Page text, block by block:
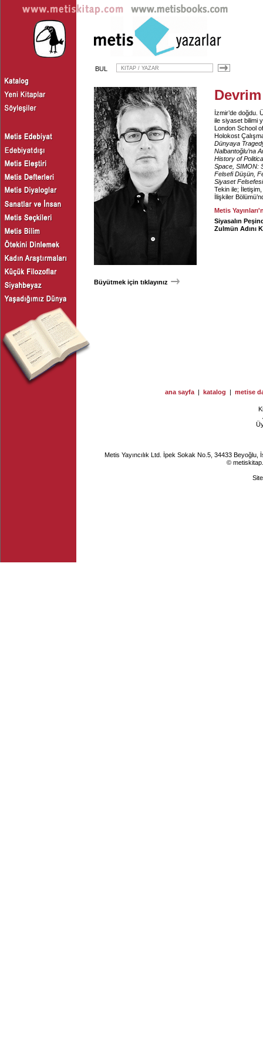
BUL
Büyütmek için tıklayınız
İzmir’de doğdu.
ile siyaset bilimi
London School
Holokost
Dünyaya
Nalbantoğlu’na
History of
Space, SIMON:
Felsefi Düşün,
Siyaset
Tekin ile;
İlişkiler
Metis
Siyasalın
Zulmün Adını
ana sayfa | katalog | metise
Metis Yayıncılık Ltd. İpek Sokak No.5, 34433
©